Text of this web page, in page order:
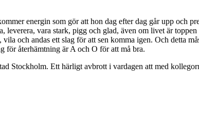
energin som gör att hon dag efter dag går upp och
leverera, vara stark, pigg och glad, även om livet är
och andas ett slag för att sen komma igen. Och detta
för återhämtning är A och O för att må bra.
Stockholm. Ett härligt avbrott i vardagen att med